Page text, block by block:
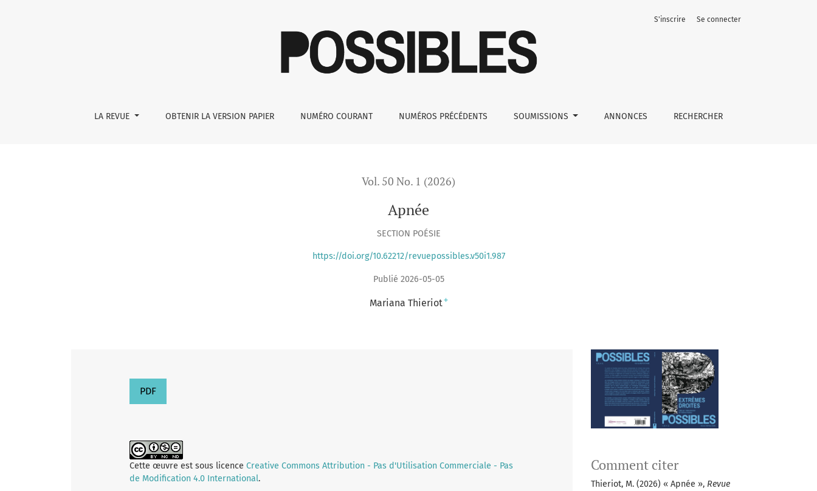
LA REVUE OBTENIR LA VERSION PAPIER NUMÉRO COURANT NUMÉROS PRÉCÉDENTS SOUMISSIONS ANNONCES RECHERCHER
S'inscrire Se connecter
Vol. 50 No. 1 (2026)
Apnée
SECTION POÉSIE
https://doi.org/10.62212/revuepossibles.v50i1.987
Publié 2026-05-05
Mariana Thieriot+
Comment citer
Thieriot, M. (2026) « Apnée », Revue
PDF
Cette œuvre est sous licence Creative Commons Attribution - Pas d'Utilisation Commerciale - Pas
de Modification 4.0 International.